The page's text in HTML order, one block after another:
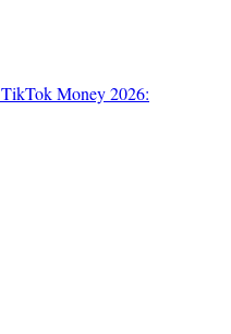
TikTok Money 2026: